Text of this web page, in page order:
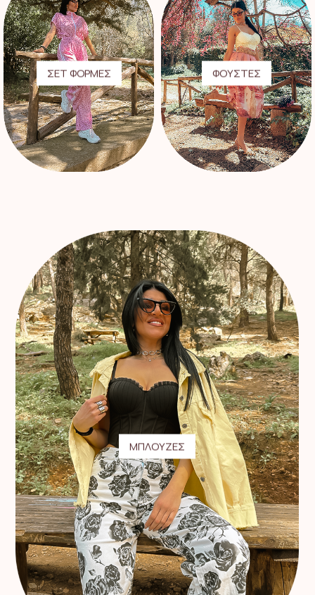
ΣΕΤ ΦΟΡΜΕΣ ΦΟΥΣΤΕΣ
ΜΠΛΟΥΖΕΣ